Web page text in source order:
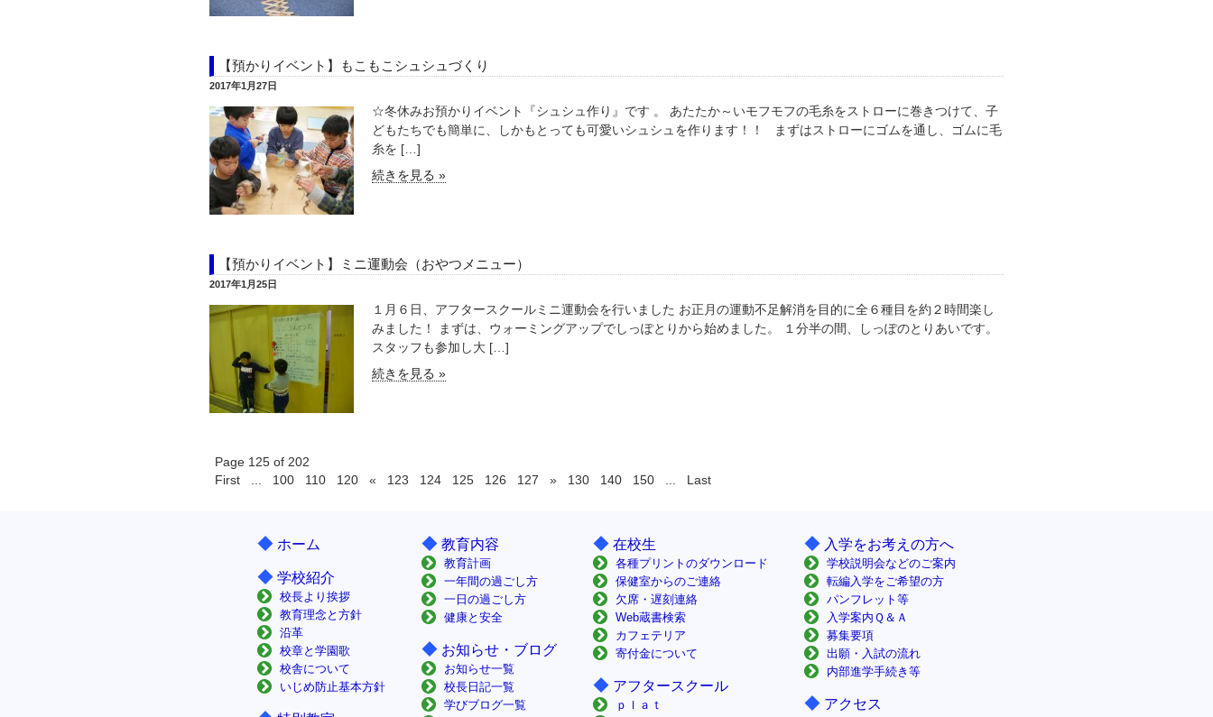
【預かりイベント】もこもこシュシュづくり
2017年1月27日
☆冬休みお預かりイベント『シュシュ作り』です 。 あたたか～いモフモフの毛糸をストローに巻きつけて、子
どもたちでも簡単に、しかもとっても可愛いシュシュを作ります！！ まずはストローにゴムを通し、ゴムに毛
糸を […]
続きを見る »
【預かりイベント】ミニ運動会（おやつメニュー）
2017年1月25日
１月６日、アフタースクールミニ運動会を行いました お正月の運動不足解消を目的に全６種目を約２時間楽し
みました！ まずは、ウォーミングアップでしっぽとりから始めました。 １分半の間、しっぽのとりあいです。
スタッフも参加し大 […]
続きを見る »
Page 125 of 202
First
100 110 120 « 123 124 125 126 127 » 130 140 150 Last
◆ ホーム
◆ 学校紹介
校長より挨拶
教育理念と方針
沿革
校章と学園歌
校舎について
いじめ防止基本方針
◆ 教育内容
教育計画
一年間の過ごし方
一日の過ごし方
健康と安全
◆ お知らせ・ブログ
お知らせ一覧
校長日記一覧
学びブログ一覧
◆ 在校生
各種プリントのダウンロード
保健室からのご連絡
欠席・遅刻連絡
Web蔵書検索
カフェテリア
寄付金について
◆ アフタースクール
ｐｌａｔ
◆ 入学をお考えの方へ
学校説明会などのご案内
転編入学をご希望の方
パンフレット等
入学案内Ｑ＆Ａ
募集要項
出願・入試の流れ
内部進学手続き等
◆ アクセス